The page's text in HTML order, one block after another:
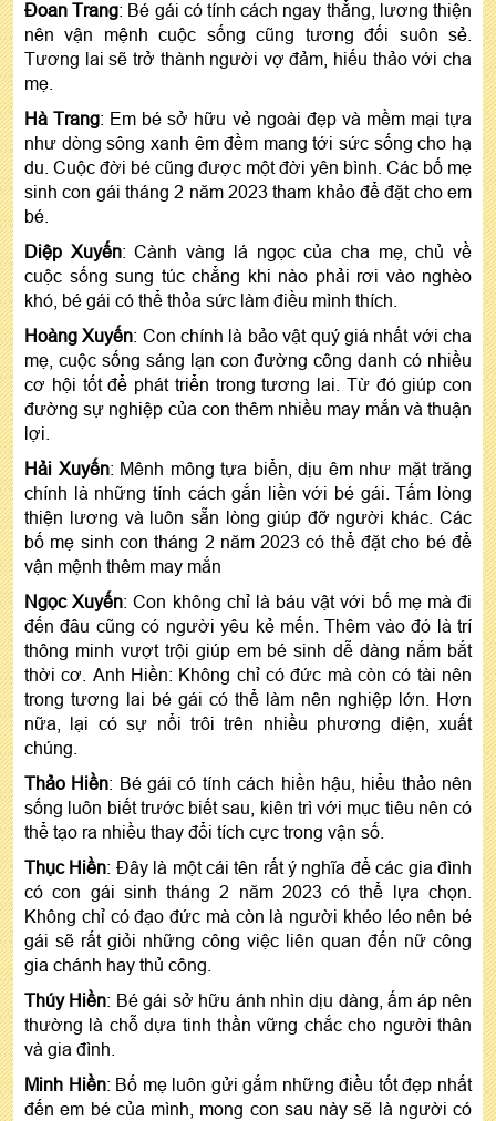
Đoan Trang: Bé gái có tính cách ngay thẳng, lương thiện
nên vận mệnh cuộc sống cũng tương đối suôn sẻ.
Tương lai sẽ trở thành người vợ đảm, hiếu thảo với cha
mẹ.
Hà Trang: Em bé sở hữu vẻ ngoài đẹp và mềm mại tựa
như dòng sông xanh êm đềm mang tới sức sống cho hạ
du. Cuộc đời bé cũng được một đời yên bình. Các bố mẹ
sinh con gái tháng 2 năm 2023 tham khảo để đặt cho em
bé.
Diệp Xuyến: Cành vàng lá ngọc của cha mẹ, chủ về
cuộc sống sung túc chẳng khi nào phải rơi vào nghèo
khó, bé gái có thể thỏa sức làm điều mình thích.
Hoàng Xuyến: Con chính là bảo vật quý giá nhất với cha
mẹ, cuộc sống sáng lạn con đường công danh có nhiều
cơ hội tốt để phát triển trong tương lai. Từ đó giúp con
đường sự nghiệp của con thêm nhiều may mắn và thuận
lợi.
Hải Xuyến: Mênh mông tựa biển, dịu êm như mặt trăng
chính là những tính cách gắn liền với bé gái. Tấm lòng
thiện lương và luôn sẵn lòng giúp đỡ người khác. Các
bố mẹ sinh con tháng 2 năm 2023 có thể đặt cho bé để
vận mệnh thêm may mắn
Ngọc Xuyến: Con không chỉ là báu vật với bố mẹ mà đi
đến đâu cũng có người yêu kẻ mến. Thêm vào đó là trí
thông minh vượt trội giúp em bé sinh dễ dàng nắm bắt
thời cơ. Anh Hiền: Không chỉ có đức mà còn có tài nên
trong tương lai bé gái có thể làm nên nghiệp lớn. Hơn
nữa, lại có sự nổi trôi trên nhiều phương diện, xuất
chúng.
Thảo Hiền: Bé gái có tính cách hiền hậu, hiểu thảo nên
sống luôn biết trước biết sau, kiên trì với mục tiêu nên có
thể tạo ra nhiều thay đổi tích cực trong vận số.
Thục Hiền: Đây là một cái tên rất ý nghĩa để các gia đình
có con gái sinh tháng 2 năm 2023 có thể lựa chọn.
Không chỉ có đạo đức mà còn là người khéo léo nên bé
gái sẽ rất giỏi những công việc liên quan đến nữ công
gia chánh hay thủ công.
Thúy Hiền: Bé gái sở hữu ánh nhìn dịu dàng, ấm áp nên
thường là chỗ dựa tinh thần vững chắc cho người thân
và gia đình.
Minh Hiền: Bố mẹ luôn gửi gắm những điều tốt đẹp nhất
đến em bé của mình, mong con sau này sẽ là người có